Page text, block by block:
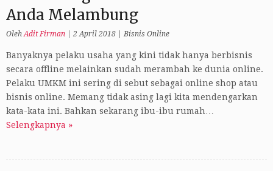
Anda Melambung
Oleh Adit Firman 2 April 2018 Bisnis Online
Banyaknya pelaku usaha yang kini tidak hanya berbisnis
secara offline melainkan sudah merambah ke dunia online.
Pelaku UMKM ini sering di sebut sebagai online shop atau
bisnis online. Memang tidak asing lagi kita mendengarkan
kata-kata ini. Bahkan sekarang ibu-ibu rumah…
Selengkapnya »